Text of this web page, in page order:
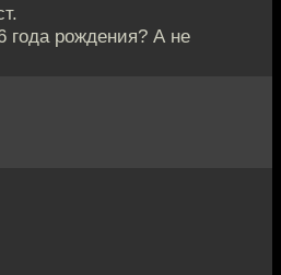
года рождения? А не